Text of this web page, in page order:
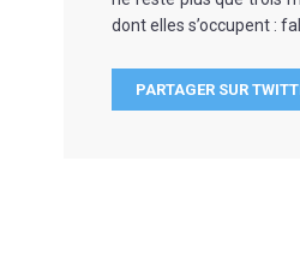
dont elles s’occupent :
PARTAGER SUR